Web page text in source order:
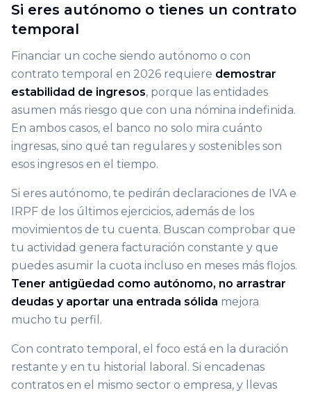
Si eres autónomo o tienes un contrato
temporal
Financiar un coche siendo autónomo o con
contrato temporal en 2026 requiere demostrar
estabilidad de ingresos, porque las entidades
asumen más riesgo que con una nómina indefinida.
En ambos casos, el banco no solo mira cuánto
ingresas, sino qué tan regulares y sostenibles son
esos ingresos en el tiempo.
Si eres autónomo, te pedirán declaraciones de IVA e
IRPF de los últimos ejercicios, además de los
movimientos de tu cuenta. Buscan comprobar que
tu actividad genera facturación constante y que
puedes asumir la cuota incluso en meses más flojos.
Tener antigüedad como autónomo, no arrastrar
deudas y aportar una entrada sólida mejora
mucho tu perfil.
Con contrato temporal, el foco está en la duración
restante y en tu historial laboral. Si encadenas
contratos en el mismo sector o empresa, y llevas